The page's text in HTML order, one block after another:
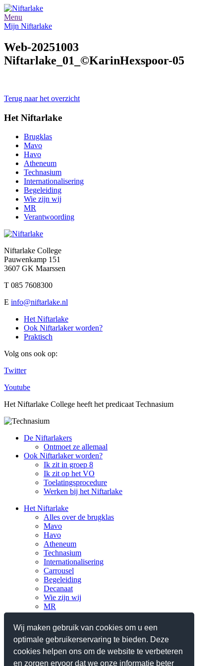
Wij maken gebruik van cookies om u een
optimale gebruikerservaring te bieden. Deze
cookies helpen ons om de website te verbeteren
en zorgen ervoor dat we onze informatie beter
Menu
Mijn Niftarlake
Web-20251003
Niftarlake_01_©KarinHexspoor-05
Terug naar het overzicht
Het Niftarlake
Brugklas
Mavo
Havo
Atheneum
Technasium
Internationalisering
Begeleiding
Wie zijn wij
MR
Verantwoording
Niftarlake College
Pauwenkamp 151
3607 GK Maarssen
T 085 7608300
E info@niftarlake.nl
Het Niftarlake
Ook Niftarlaker worden?
Praktisch
Volg ons ook op:
Twitter
Youtube
Het Niftarlake College heeft het predicaat Technasium
De Niftarlakers
Ontmoet ze allemaal
Ook Niftarlaker worden?
Ik zit in groep 8
Ik zit op het VO
Toelatingsprocedure
Werken bij het Niftarlake
Het Niftarlake
Alles over de brugklas
Mavo
Havo
Atheneum
Technasium
Internationalisering
Carrousel
Begeleiding
Decanaat
Wie zijn wij
MR
Verantwoording
Nieuws
Praktisch
Planningen en lestijden
Ziek, absent en verlof